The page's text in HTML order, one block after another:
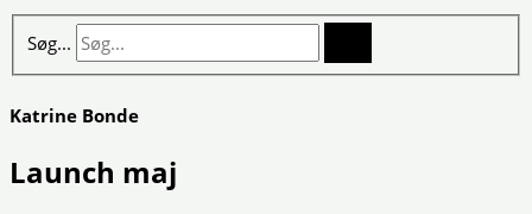
Søg...
Katrine Bonde
Launch maj